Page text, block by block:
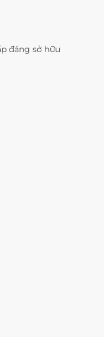
đáng sở hữu